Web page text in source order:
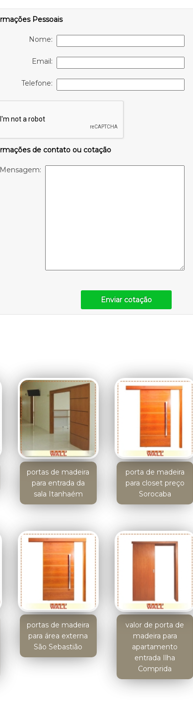
Pessoais
Nome:
Email:
Telefone:
de contato ou cotação
Mensagem:
Enviar cotação
portas de madeira
para entrada da
sala Itanhaém
porta de madeira
para closet preço
Sorocaba
portas de madeira
para área externa
São Sebastião
valor de porta de
madeira para
apartamento
entrada Ilha
Comprida